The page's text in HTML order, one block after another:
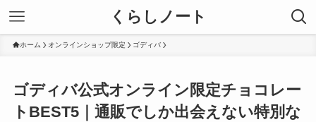
くらしノート
ホーム オンラインショップ限定 ゴディバ
ゴディバ公式オンライン限定チョコレー
トBEST5｜通販でしか出会えない特別な